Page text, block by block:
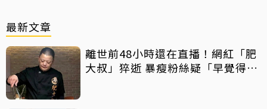
最新文章
離世前48小時還在直播！網紅「肥
大叔」猝逝 暴瘦粉絲疑「早覺得不